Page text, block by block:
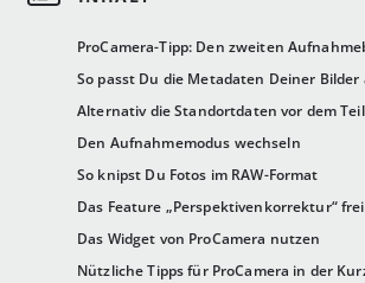
ProCamera-Tipp: Den zweiten
So passt Du die Metadaten Deiner Bilder
Alternativ die Standortdaten vor dem
Den Aufnahmemodus wechseln
So knipst Du Fotos im RAW-Format
Das Feature „Perspektivenkorrektur“
Das Widget von ProCamera nutzen
Nützliche Tipps für ProCamera in der